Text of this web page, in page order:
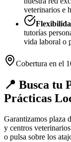
veterinarios e
tutorías
vida laboral o
Cobertura en el
📍 Busca tu
Prácticas
Garantizamos plaza
y centros
o pulsa sobre los